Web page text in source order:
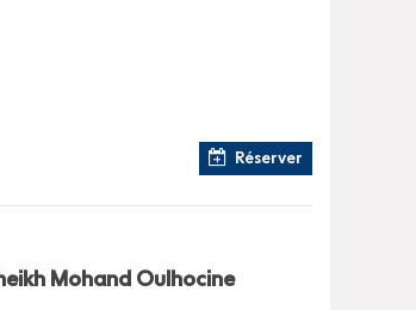
Réserver
Mohand Oulhocine